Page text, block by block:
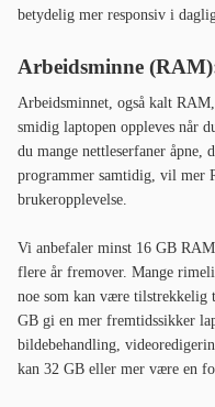
betydelig mer responsiv i
Arbeidsminne
Arbeidsminnet, også kalt
smidig laptopen oppleves når
du mange nettleserfaner
programmer samtidig, vil mer
brukeropplevelse.
Vi anbefaler minst 16 GB
flere år fremover. Mange
noe som kan være
GB gi en mer fremtidssikker
bildebehandling,
kan 32 GB eller mer være en